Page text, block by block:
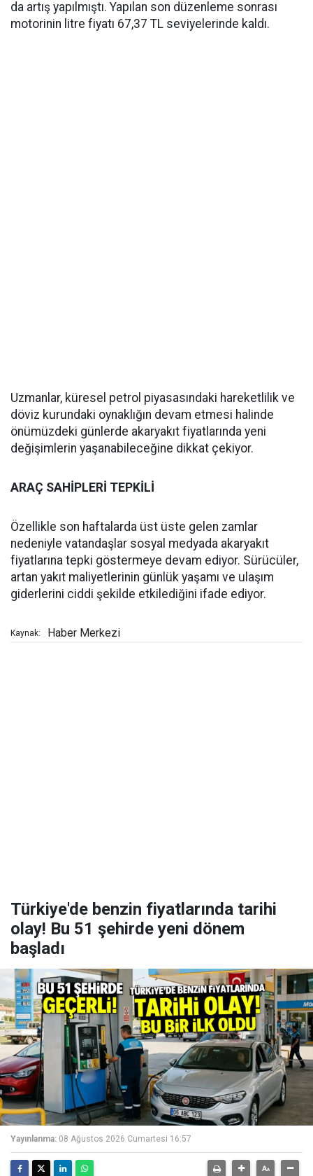
da artış yapılmıştı. Yapılan son düzenleme sonrası
motorinin litre fiyatı 67,37 TL seviyelerinde kaldı.
Uzmanlar, küresel petrol piyasasındaki hareketlilik ve
döviz kurundaki oynaklığın devam etmesi halinde
önümüzdeki günlerde akaryakıt fiyatlarında yeni
değişimlerin yaşanabileceğine dikkat çekiyor.
ARAÇ SAHİPLERİ TEPKİLİ
Özellikle son haftalarda üst üste gelen zamlar
nedeniyle vatandaşlar sosyal medyada akaryakıt
fiyatlarına tepki göstermeye devam ediyor. Sürücüler,
artan yakıt maliyetlerinin günlük yaşamı ve ulaşım
giderlerini ciddi şekilde etkilediğini ifade ediyor.
Kaynak: Haber Merkezi
Türkiye'de benzin fiyatlarında tarihi
olay! Bu 51 şehirde yeni dönem
başladı
Yayınlanma: 08 Ağustos 2026 Cumartesi 16:57